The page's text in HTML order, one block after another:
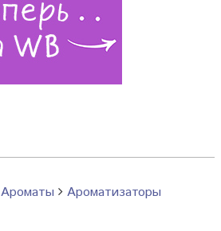
Ароматы
Ароматизаторы